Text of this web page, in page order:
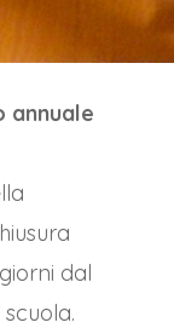
annuale
dal